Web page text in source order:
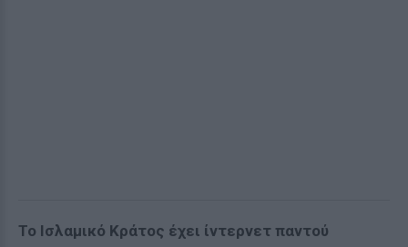
Το Ισλαμικό Κράτος έχει ίντερνετ παντού